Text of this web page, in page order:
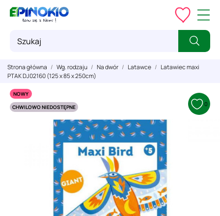
Strona główna Wg. rodzaju Na dwór Latawce
Latawiec maxi
PTAK DJ02160 (125 x 85 x 250cm)
NOWY
CHWILOWO NIEDOSTĘPNE
0